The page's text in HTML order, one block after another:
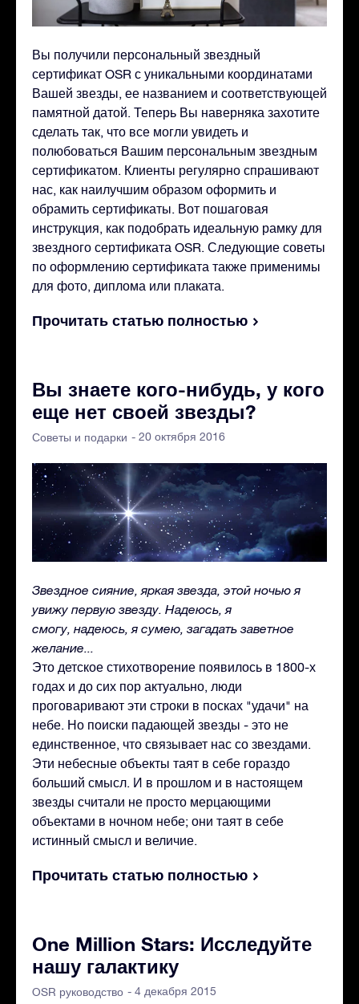
Вы получили персональный звездный
сертификат OSR с уникальными координатами
Вашей звезды, ее названием и соответствующей
памятной датой. Теперь Вы наверняка захотите
сделать так, что все могли увидеть и
полюбоваться Вашим персональным звездным
сертификатом. Клиенты регулярно спрашивают
нас, как наилучшим образом оформить и
обрамить сертификаты. Вот пошаговая
инструкция, как подобрать идеальную рамку для
звездного сертификата OSR. Следующие советы
по оформлению сертификата также применимы
для фото, диплома или плаката.
Прочитать статью полностью
Вы знаете кого-нибудь, у кого
еще нет своей звезды?
Советы и подарки - 20 октября 2016
Звездное сияние, яркая звезда, этой ночью я
увижу первую звезду. Надеюсь, я
смогу, надеюсь, я сумею, загадать заветное
желание...
Это детское стихотворение появилось в 1800-х
годах и до сих пор актуально, люди
проговаривают эти строки в посках "удачи" на
небе. Но поиски падающей звезды - это не
единственное, что связывает нас со звездами.
Эти небесные объекты таят в себе гораздо
больший смысл. И в прошлом и в настоящем
звезды считали не просто мерцающими
объектами в ночном небе; они таят в себе
истинный смысл и величие.
Прочитать статью полностью
One Million Stars: Исследуйте
нашу галактику
OSR руководство - 4 декабря 2015